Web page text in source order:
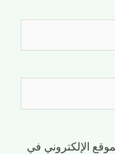
الإلكتروني في